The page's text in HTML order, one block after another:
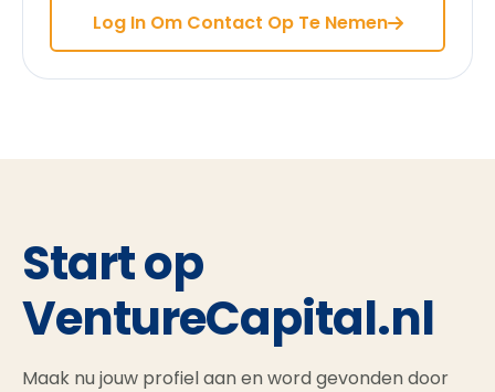
Log In Om Contact Op Te Nemen
Start op
VentureCapital.nl
Maak nu jouw profiel aan en word gevonden door